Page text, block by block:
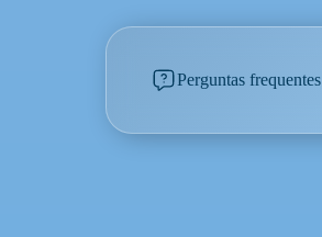
Perguntas frequentes